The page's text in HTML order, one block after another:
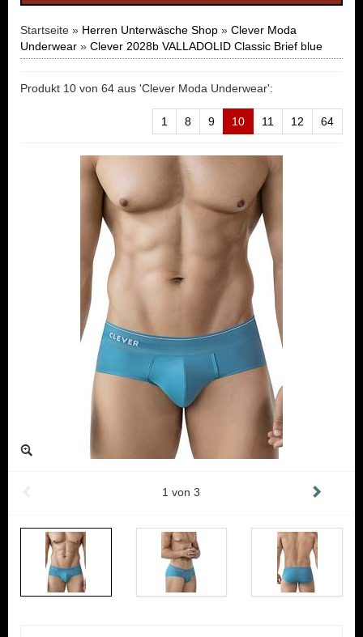
Startseite » Herren Unterwäsche Shop » Clever Moda
Underwear » Clever 2028b VALLADOLID Classic Brief blue
Produkt 10 von 64 aus 'Clever Moda Underwear':
1 8 9 10 11 12 64
1 von3